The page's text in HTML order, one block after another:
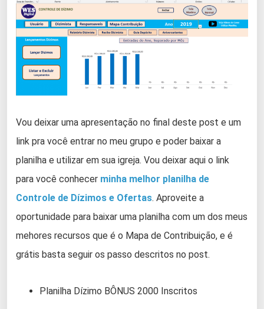
Vou deixar uma apresentação no final deste post e um
link pra você entrar no meu grupo e poder baixar a
planilha e utilizar em sua igreja. Vou deixar aqui o link
para você conhecer minha melhor planilha de
Controle de Dízimos e Ofertas. Aproveite a
oportunidade para baixar uma planilha com um dos meus
mehores recursos que é o Mapa de Contribuição, e é
grátis basta seguir os passo descritos no post.
Planilha Dízimo BÔNUS 2000 Inscritos